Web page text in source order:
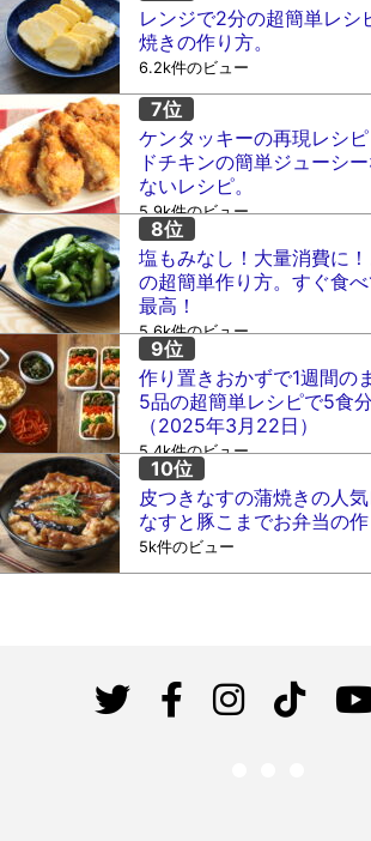
レンジで2分の超簡単レシ
焼きの作り方。
6.2k件のビュー
ケンタッキーの再現レシ
ドチキンの簡単ジューシ
ないレシピ。
5.9k件のビュー
塩もみなし！大量消費に
の超簡単作り方。すぐ食
最高！
5.6k件のビュー
作り置きおかずで1週間の
5品の超簡単レシピで5食
（2025年3月22日）
5.4k件のビュー
皮つきなすの蒲焼きの人
なすと豚こまでお弁当の作
5k件のビュー